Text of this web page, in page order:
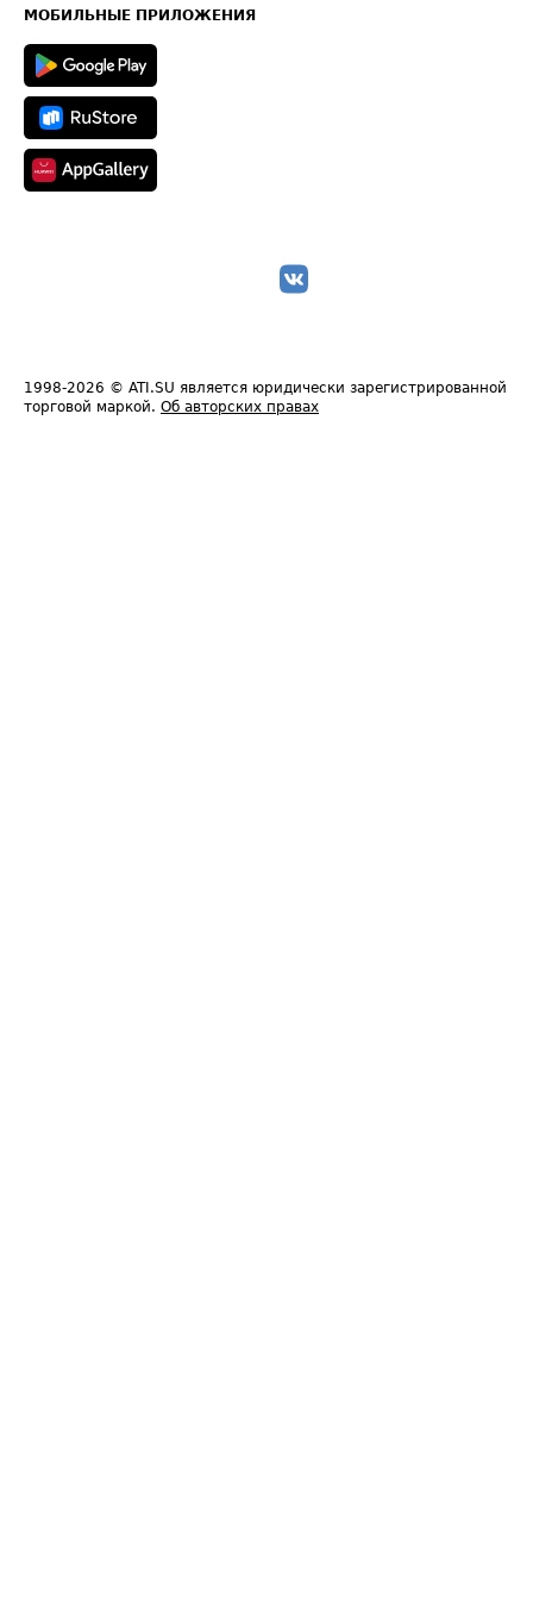
Техническая информация
МОБИЛЬНЫЕ ПРИЛОЖЕНИЯ
1998-2026 © ATI.SU является юридически зарегистрированной
торговой маркой. Об авторских правах